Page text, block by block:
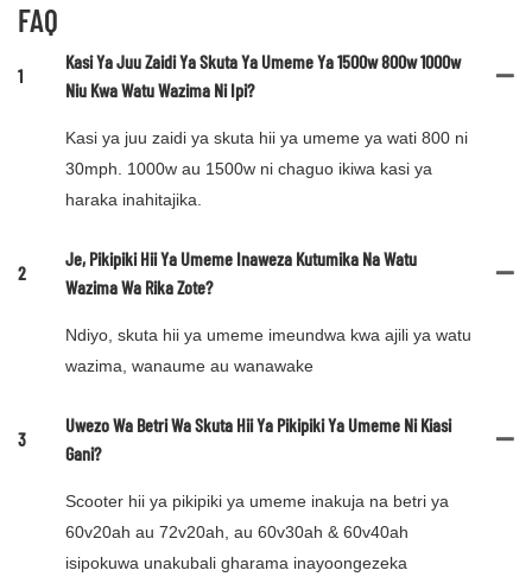
FAQ
1
Kasi Ya Juu Zaidi Ya Skuta Ya Umeme Ya 1500w 800w 1000w
Niu Kwa Watu Wazima Ni Ipi?
Kasi ya juu zaidi ya skuta hii ya umeme ya wati 800 ni
30mph. 1000w au 1500w ni chaguo ikiwa kasi ya
haraka inahitajika.
2
Je, Pikipiki Hii Ya Umeme Inaweza Kutumika Na Watu
Wazima Wa Rika Zote?
Ndiyo, skuta hii ya umeme imeundwa kwa ajili ya watu
wazima, wanaume au wanawake
3
Uwezo Wa Betri Wa Skuta Hii Ya Pikipiki Ya Umeme Ni Kiasi
Gani?
Scooter hii ya pikipiki ya umeme inakuja na betri ya
60v20ah au 72v20ah, au 60v30ah & 60v40ah
isipokuwa unakubali gharama inayoongezeka